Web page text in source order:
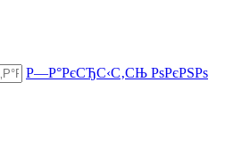
Р—Р°РєСЂС‹С‚СЊ РѕРєРЅРѕ